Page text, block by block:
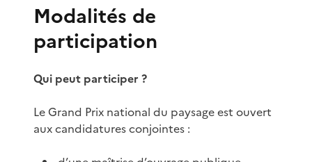
Modalités de
participation
Qui peut participer ?
Le Grand Prix national du paysage est ouvert
aux candidatures conjointes :